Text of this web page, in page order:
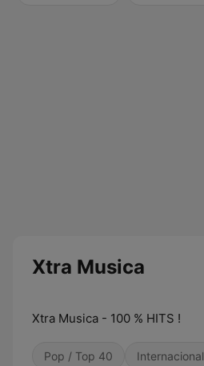
Xtra Musica
Xtra Musica - 100 % HITS !
Pop / Top 40 Internacional